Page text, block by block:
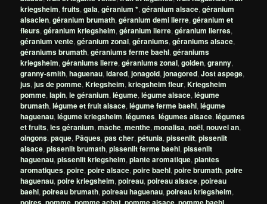
kriegsheim,fruits,gala,géranium *,géranium alsace,géranium
alsacien,géranium brumath,géranium demi lierre,géranium et
fleurs,géranium kriegsheim,géranium lierre,géranium lierres,
géranium vente,géranium zonal,géraniums,géraniums alsace,
géraniums brumath,géraniums ferme baehl,géraniums
kriegsheim,géraniums lierre,géraniums zonal,golden,granny,
granny-smith,haguenau,idared,jonagold,jonagored,Jost aspege,
jus,jus de pomme,Kriegsheim,kriegsheim fleur,Kriegsheim
pomme,lapin,le géranium,légume,légume alsace,légume
brumath,légume et fruit alsace,légume ferme baehl,légume
haguenau,légume kriegsheim,légumes,légumes alsace,légumes
et fruits,les géranium,mâche,menthe,monalisa,noël,nouvel an,
oingons,paque, Pâques,pas cher,pétunia,pissenlit,pissenlit
alsace,pissenlit brumath,pissenlit ferme baehl,pissenlit
haguenau,pissenlit kriegsheim,plante aromatique,plantes
aromatiques,poire,poire alsace,poire baehl,poire brumath,poire
haguenau,poire kriegsheim,poireau,poireau alsace,poireau
baehl,poireau brumath,poireau haguenau,poireau kriegsheim,